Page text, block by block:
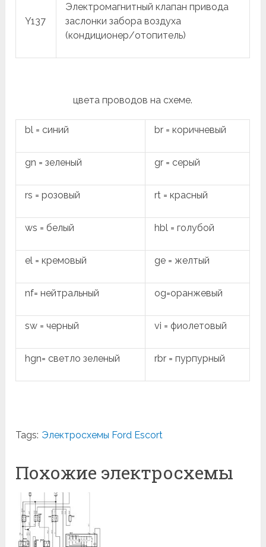
Y137
Электромагнитный клапан привода
заслонки забора воздуха
(кондиционер/отопитель)
цвета проводов на схеме.
bl = синий br = коричневый
gn = зеленый gr = серый
rs = розовый rt = красный
ws = белый hbl = голубой
el = кремовый ge = желтый
nf= нейтральный og=оранжевый
sw = черный vi = фиолетовый
hgn= светло зеленый rbr = пурпурный
Tags: Электросхемы Ford Escort
Похожие электросхемы